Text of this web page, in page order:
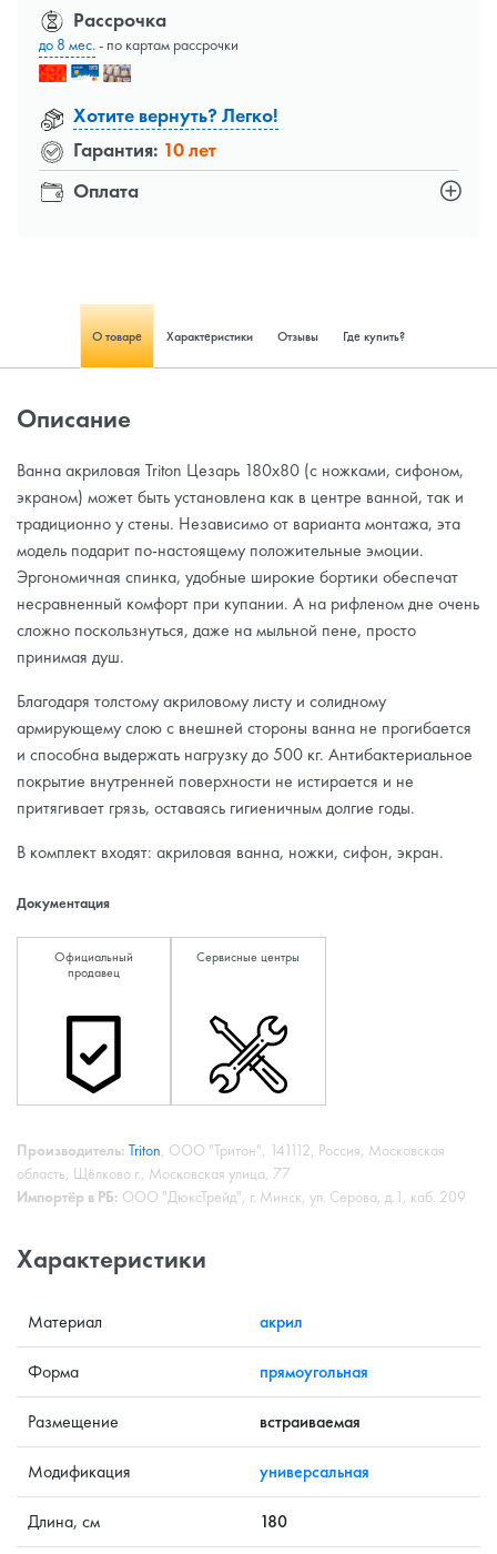
Оплата
Рассрочка
до 8 мес.- по картам рассрочки
Хотите вернуть? Легко!
Гарантия: 10 лет
О товаре Характеристики Отзывы Где купить?
Описание
Ванна акриловая Triton Цезарь 180x80 (с ножками, сифоном,
экраном) может быть установлена как в центре ванной, так и
традиционно у стены. Независимо от варианта монтажа, эта
модель подарит по-настоящему положительные эмоции.
Эргономичная спинка, удобные широкие бортики обеспечат
несравненный комфорт при купании. А на рифленом дне очень
сложно поскользнуться, даже на мыльной пене, просто
принимая душ.
Благодаря толстому акриловому листу и солидному
армирующему слою с внешней стороны ванна не прогибается
и способна выдержать нагрузку до 500 кг. Антибактериальное
покрытие внутренней поверхности не истирается и не
притягивает грязь, оставаясь гигиеничным долгие годы.
В комплект входят: акриловая ванна, ножки, сифон, экран.
Документация
Официальный
продавец
Сервисные центры
Производитель: Triton, ООО "Тритон", 141112, Россия, Московская
область, Щёлково г., Московская улица, 77
Импортёр в РБ: ООО "ДюксТрейд", г. Минск, ул. Серова, д.1, каб. 209
Характеристики
Материал акрил
Форма прямоугольная
Размещение встраиваемая
Модификация универсальная
Длина, см 180